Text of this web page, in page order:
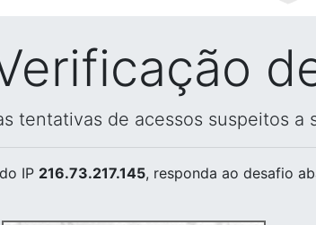
tentativas de acessos suspeitos a
do IP 216.73.217.145, responda ao desafio